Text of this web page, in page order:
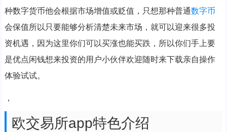
种数字货币他会根据市场增值或贬值，只想那种普通数字币
会保值所以只要能够分析清楚未来市场，就可以迎来很多投
资机遇，因为这里你们可以买涨也能买跌，所以你们手上要
是优点闲钱想来投资的用户小伙伴欢迎随时来下载亲自操作
体验试试。
，
欧交易所app特色介绍